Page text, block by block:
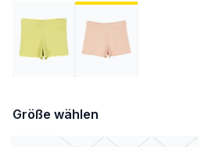
Größe wählen